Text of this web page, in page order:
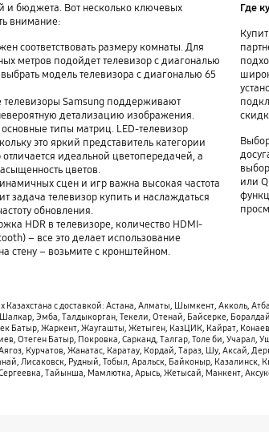
и бюджета. Вот несколько ключевых
внимание:
соответствовать размеру комнаты. Для
метров подойдет телевизор с диагональю
модель телевизора с диагональю 65
Samsung поддерживают
детализацию изображения.
типы матриц. LED-телевизор
это яркий представитель категории
идеальной цветопередачей, а
цветов.
сцен и игр важна высокая частота
задача телевизор купить и наслаждаться
обновления.
HDR в телевизоре, количество HDMI-
– все это делает использование
стену – возьмите с кронштейном.
Где
или
Казахстана c доставкой: Астана, Алматы, Шымкент, Акколь,
Эмба, Талдыкорган, Текели, Отенай, Байсерке,
Жаркент, Жаугашты, Жетыген, КазЦИК, Кайрат,
Отеген Батыр, Покровка, Сарканд, Талгар, Толе би,
Курчатов, Жанатас, Каратау, Кордай, Тараз, Шу, Аксай,
Лисаковск, Рудный, Тобыл, Аральск, Байконыр,
Тайынша, Мамлютка, Арысь, Жетысай, Манкент,